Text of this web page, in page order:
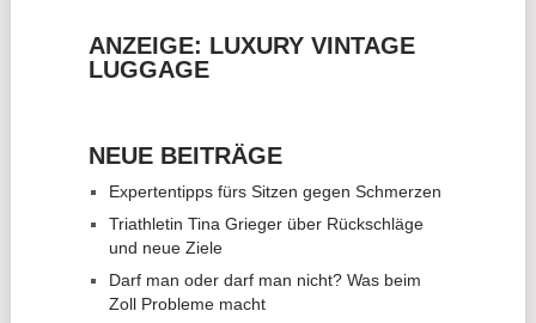
ANZEIGE: LUXURY VINTAGE
LUGGAGE
NEUE BEITRÄGE
Expertentipps fürs Sitzen gegen Schmerzen
Triathletin Tina Grieger über Rückschläge
und neue Ziele
Darf man oder darf man nicht? Was beim
Zoll Probleme macht